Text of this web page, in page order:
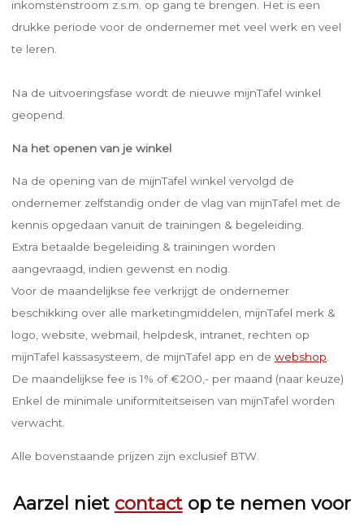
inkomstenstroom z.s.m. op gang te brengen. Het is een
drukke periode voor de ondernemer met veel werk en veel
te leren.
Na de uitvoeringsfase wordt de nieuwe mijnTafel winkel
geopend.
Na het openen van je winkel
Na de opening van de mijnTafel winkel vervolgd de
ondernemer zelfstandig onder de vlag van mijnTafel met de
kennis opgedaan vanuit de trainingen & begeleiding.
Extra betaalde begeleiding & trainingen worden
aangevraagd, indien gewenst en nodig.
Voor de maandelijkse fee verkrijgt de ondernemer
beschikking over alle marketingmiddelen, mijnTafel merk &
logo, website, webmail, helpdesk, intranet, rechten op
mijnTafel kassasysteem, de mijnTafel app en dewebshop
De maandelijkse fee is 1% of €200,- per maand (naar keuze)
Enkel de minimale uniformiteitseisen van mijnTafel worden
verwacht.
Alle bovenstaande prijzen zijn exclusief BTW.
Aarzel niet contactop te nemen voor